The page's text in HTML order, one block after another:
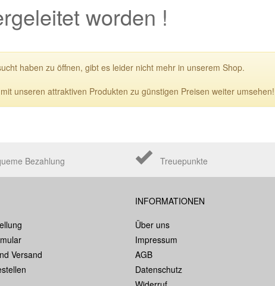
worden !
haben zu öffnen, gibt es leider nicht mehr in unserem Shop.
unseren attraktiven Produkten zu günstigen Preisen weiter umsehen!
Bezahlung Treuepunkte
Versand
INFORMATIONEN
Über uns
Impressum
AGB
Datenschutz